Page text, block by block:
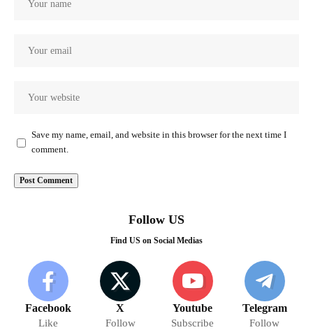
Save my name, email, and website in this browser for the next time I
comment.
Follow US
Find US on Social Medias
Facebook
Like
X
Follow
Youtube
Subscribe
Telegram
Follow